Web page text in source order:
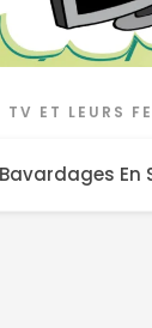
TV ET LEURS
Bavardages En